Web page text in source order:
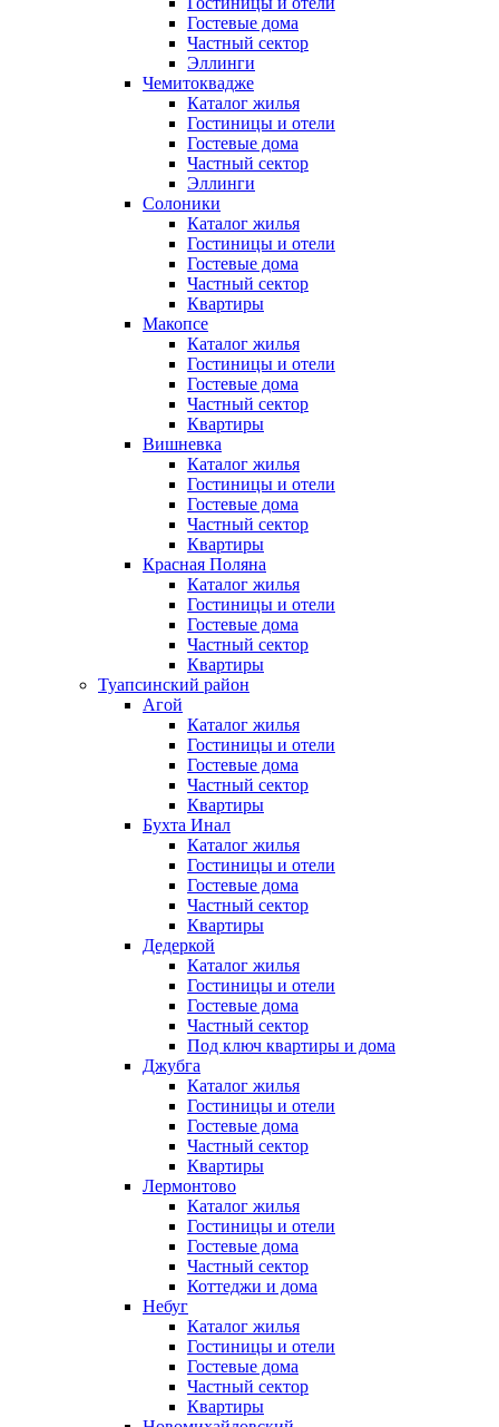
Гостевые дома
Частный сектор
Эллинги
Чемитоквадже
Каталог жилья
Гостиницы и отели
Гостевые дома
Частный сектор
Эллинги
Солоники
Каталог жилья
Гостиницы и отели
Гостевые дома
Частный сектор
Квартиры
Макопсе
Каталог жилья
Гостиницы и отели
Гостевые дома
Частный сектор
Квартиры
Вишневка
Каталог жилья
Гостиницы и отели
Гостевые дома
Частный сектор
Квартиры
Красная Поляна
Каталог жилья
Гостиницы и отели
Гостевые дома
Частный сектор
Квартиры
Туапсинский район
Агой
Каталог жилья
Гостиницы и отели
Гостевые дома
Частный сектор
Квартиры
Бухта Инал
Каталог жилья
Гостиницы и отели
Гостевые дома
Частный сектор
Квартиры
Дедеркой
Каталог жилья
Гостиницы и отели
Гостевые дома
Частный сектор
Под ключ квартиры и дома
Джубга
Каталог жилья
Гостиницы и отели
Гостевые дома
Частный сектор
Квартиры
Лермонтово
Каталог жилья
Гостиницы и отели
Гостевые дома
Частный сектор
Коттеджи и дома
Небуг
Каталог жилья
Гостиницы и отели
Гостевые дома
Частный сектор
Квартиры